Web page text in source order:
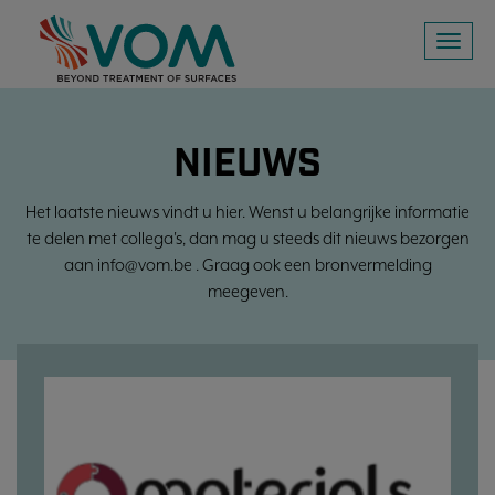
Toggle
NIEUWS
Het laatste nieuws vindt u hier. Wenst u belangrijke informatie
te delen met collega's, dan mag u steeds dit nieuws bezorgen
aan info@vom.be . Graag ook een bronvermelding
meegeven.